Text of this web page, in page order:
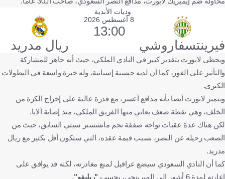
وديات الأندية
فيرينتسفاروشي
8 أغسطس 2026
13:00
ريال مدريد
ويحظى لابورت بتقدير كبير في النادي الملكي، حيث أنه جاهز للمشاركة
والتأثير على الفور، كما أن لديه جنسية إسبانية، وله خبرة واسعة في البطولات
الكبرى.
ويتميز لابورت أيضا بأنه مدافع أعسر، مع قدرة عالية على إخراج الكرة من
الخلف، وهي نقطة ضعف يعاني منها الفريق الملكي، منذ إصابة ألابا.
لكن هناك عدة عقبات تواجه صفقة نجم مانشستر سيتي السابق، حيث من
الصعب رحيله عن النصر، بسبب قيمة عقده، التي ستكون أقل بكثير مع ريال
مدريد.
كما أن النادي السعودي سيضع عراقيل لمنع مغادرته، لكنه قد يوافق على
إعارته لمدة 6 أشهر إلى الميرينجي، بحسب
"ريليفو".